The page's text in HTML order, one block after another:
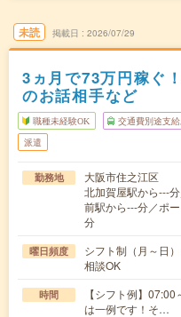
未読 掲載日 2026/07/29
3ヵ月で73万円稼ぐ
のお話相手など
職種未経験OK 交通費別途支給
派遣
勤務地
大阪市住之江区
北加賀屋駅から---
前駅から---分／ポ
分
曜日頻度
シフト制（月～日
相談OK
時間
【シフト例】
は一例です！そ…